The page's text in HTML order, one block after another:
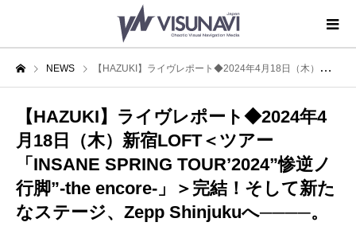
NEWS 【HAZUKI】ライヴレポート◆2024年4月18日（木）新宿LOFT＜ツアー「INSANE SPRING TOUR’2024”惨逆ノ行脚”-the encore-」＞完結！そして新たなステージ、Zepp Shinjukuへ────。
【HAZUKI】ライヴレポート◆2024年4
月18日（木）新宿LOFT＜ツアー
「INSANE SPRING TOUR’2024”惨逆ノ
行脚”-the encore-」＞完結！そして新た
なステージ、Zepp Shinjukuへ────。